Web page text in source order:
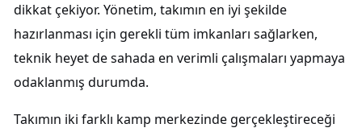
dikkat çekiyor. Yönetim, takımın en iyi şekilde
hazırlanması için gerekli tüm imkanları sağlarken,
teknik heyet de sahada en verimli çalışmaları yapmaya
odaklanmış durumda.
Takımın iki farklı kamp merkezinde gerçekleştireceği